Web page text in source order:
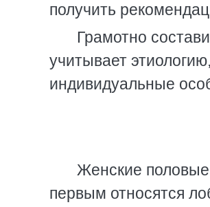
получить
Грамотно
учитывает
индивидуальные
Женские
первым относятся